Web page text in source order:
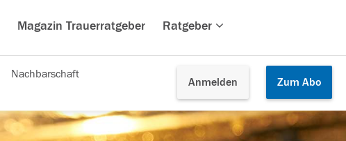
Magazin Trauerratgeber Ratgeber
Anmelden Zum Abo
Nachbarschaft